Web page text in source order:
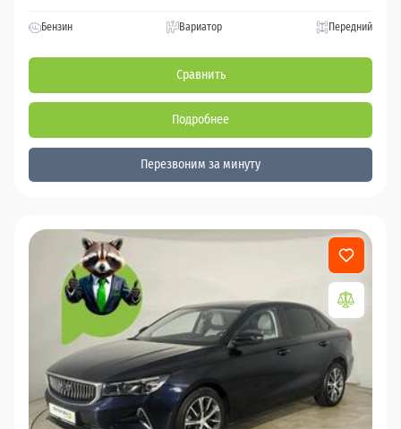
Бензин Вариатор Передний
Сравнить
Подробнее
Перезвоним за минуту